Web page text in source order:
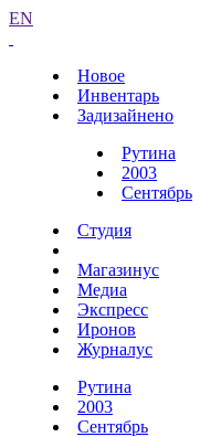
EN
Новое
Инвентарь
Задизайнено
Рутина
2003
Сентябрь
Студия
Магазинус
Медиа
Экспресс
Иронов
Журналус
Рутина
2003
Сентябрь